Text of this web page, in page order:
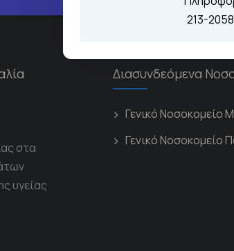
213-
στα
υγείας
Διασυνδεόμενα
Γενικό Νοσοκομείο
Γενικό Νοσοκομείο